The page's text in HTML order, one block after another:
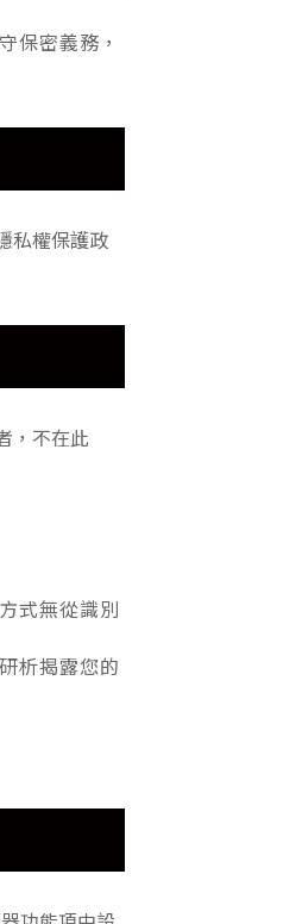
保密義務，
私權保護政
，不在此
式無從識別
析揭露您的